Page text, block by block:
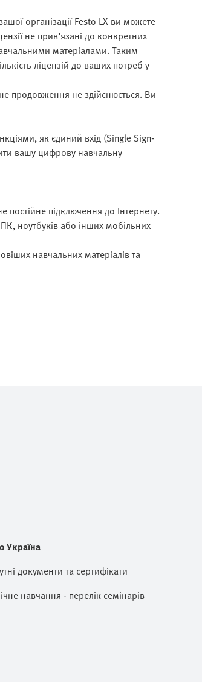
організації Festo LX ви можете
не прив’язані до конкретних
матеріалами. Таким
ліцензій до ваших потреб у
продовження не здійснюється. Ви
як єдиний вхід (Single Sign-
вашу цифрову навчальну
підключення до Інтернету.
ноутбуків або інших мобільних
навчальних матеріалів та
Україна
документи та сертифікати
навчання - перелік семінарів